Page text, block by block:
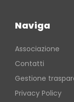
Naviga
Associazione
Contatti
Gestione
Privacy Policy